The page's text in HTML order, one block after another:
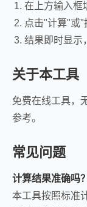
在上方输入框
点击"计算"或"
结果即时显示
关于本工具
免费在线工具，
参考。
常见问题
计算结果准确吗？
本工具按照标准